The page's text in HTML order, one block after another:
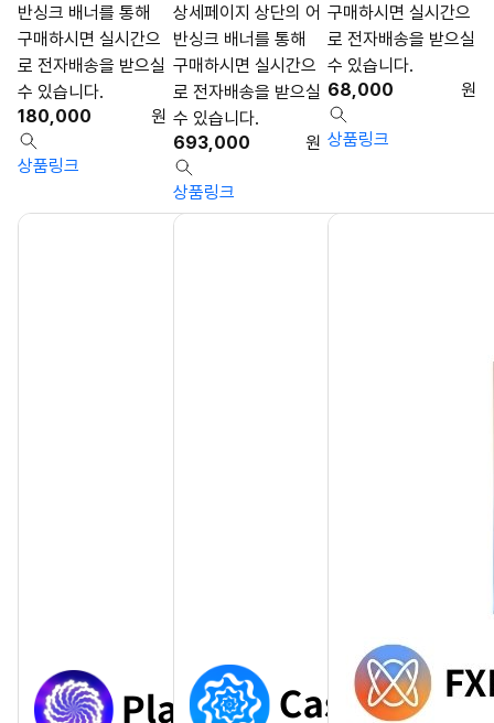
반싱크 배너를 통해
구매하시면 실시간으
로 전자배송을 받으실
수 있습니다.
180,000
원
상품링크
상세페이지 상단의 어
반싱크 배너를 통해
구매하시면 실시간으
로 전자배송을 받으실
수 있습니다.
693,000
원
상품링크
구매하시면 실시간으
로 전자배송을 받으실
수 있습니다.
68,000
원
상품링크